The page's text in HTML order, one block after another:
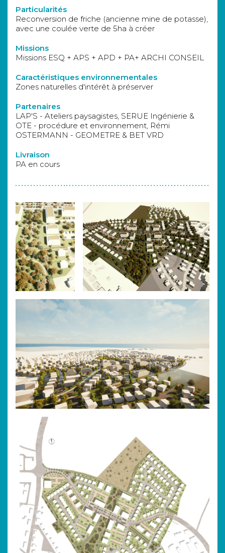
Particularités
Reconversion de friche (ancienne mine de potasse),
avec une coulée verte de 5ha à créer
Missions
Missions ESQ + APS + APD + PA+ ARCHI CONSEIL
Caractéristiques environnementales
Zones naturelles d'intérêt à préserver
Partenaires
LAP'S - Ateliers paysagistes, SERUE Ingénierie &
OTE - procédure et environnement, Rémi
OSTERMANN - GEOMETRE & BET VRD
Livraison
PA en cours